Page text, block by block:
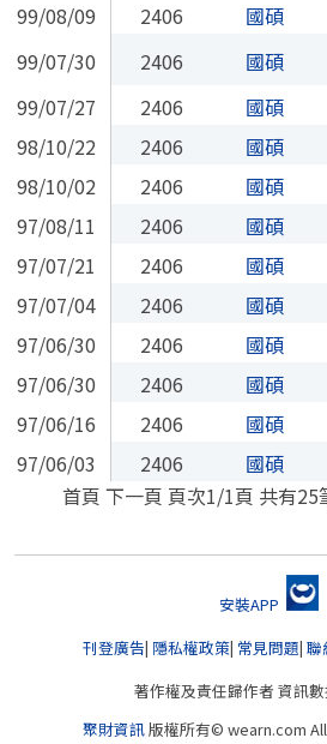
99/08/09
2406 國碩
99/07/30
2406 國碩
99/07/27
2406 國碩
98/10/22
2406 國碩
98/10/02
2406 國碩
97/08/11
2406 國碩
97/07/21
2406 國碩
97/07/04
2406 國碩
97/06/30
2406 國碩
97/06/30
2406 國碩
97/06/16
2406 國碩
97/06/03
2406 國碩
首頁 下一頁 頁次1/1頁 共有25
安裝APP
刊登廣告| 隱私權政策| 常見問題| 聯
著作權及責任歸作者 資訊
聚財資訊版權所有© wearn.com